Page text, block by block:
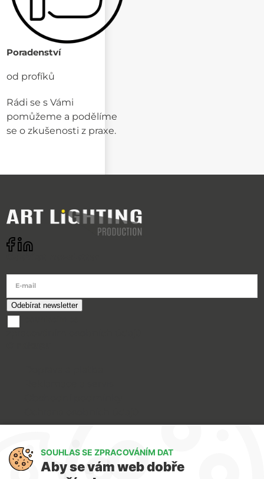
Poradenství
od profíků
Rádi se s Vámi
pomůžeme a podělíme
se o zkušenosti z praxe.
E-mail
O nás
Služby
SOUHLAS SE ZPRACOVÁNÍM DAT
Aby se vám web dobře